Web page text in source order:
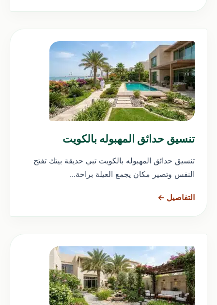
تنسيق حدائق المهبوله بالكويت
تنسيق حدائق المهبوله بالكويت تبي حديقة بيتك تفتح
النفس وتصير مكان يجمع العيلة براحة...
التفاصيل ←